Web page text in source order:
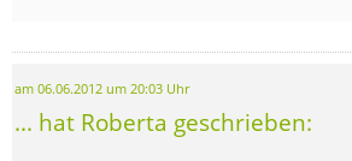
am 06.06.2012 um 20:03 Uhr
... hat Roberta geschrieben: